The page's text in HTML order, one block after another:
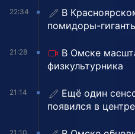
22:34
В
помидоры-
21:28
В Омске
физкультурника
21:14
Ещё один
появился в